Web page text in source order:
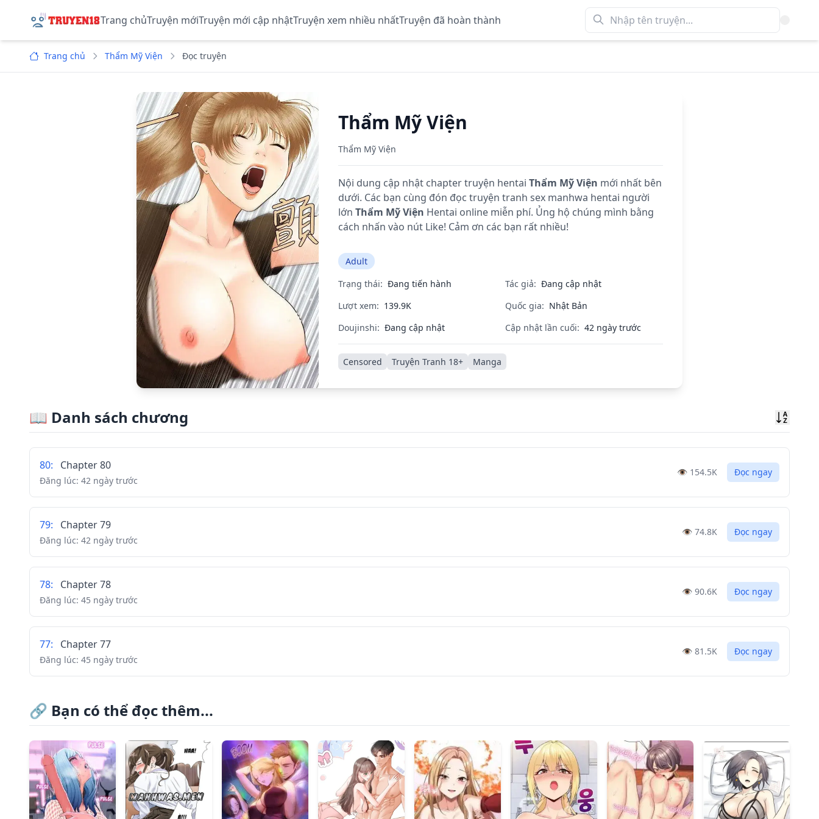
Trang chủTruyện mớiTruyện mới cập nhậtTruyện xem nhiều nhấtTruyện đã hoàn thành
Trang chủ Thẩm Mỹ Viện Đọc truyện
Thẩm Mỹ Viện
Thẩm Mỹ Viện
Nội dung cập nhật chapter truyện hentai Thẩm Mỹ Viện mới nhất bên
dưới. Các bạn cùng đón đọc truyện tranh sex manhwa hentai người
lớn Thẩm Mỹ Viện Hentai online miễn phí. Ủng hộ chúng mình bằng
cách nhấn vào nút Like! Cảm ơn các bạn rất nhiều!
Adult
Trạng thái: Đang tiến hành Tác giả: Đang cập nhật
Lượt xem: 139.9K Quốc gia: Nhật Bản
Doujinshi: Đang cập nhật Cập nhật lần cuối: 42 ngày trước
Censored Truyện Tranh 18+ Manga
📖 Danh sách chương
Sort
80: Chapter 80
Đăng lúc: 42 ngày trước
👁️ 154.5K Đọc ngay
79: Chapter 79
Đăng lúc: 42 ngày trước
👁️ 74.8K Đọc ngay
78: Chapter 78
Đăng lúc: 45 ngày trước
👁️ 90.6K Đọc ngay
77: Chapter 77
Đăng lúc: 45 ngày trước
👁️ 81.5K Đọc ngay
76 : Chapter 76
Đăng lúc: 45 ngày trước
75 : Chapter 75
Đăng lúc:45 ngày trước
👁️ 78K Đọc ngay
🔗 Bạn có thể đọc thêm...